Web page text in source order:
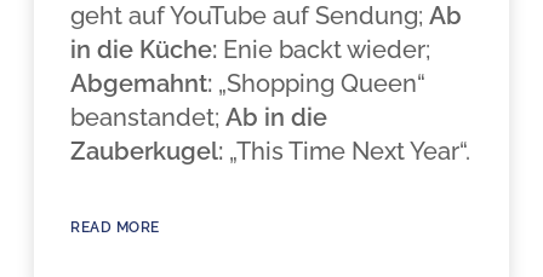
geht auf YouTube auf Sendung;Ab
in die Küche: Enie backt wieder;
Abgemahnt: „Shopping Queen“
beanstandet;Ab in die
Zauberkugel: „This Time Next Year“.
READ MORE